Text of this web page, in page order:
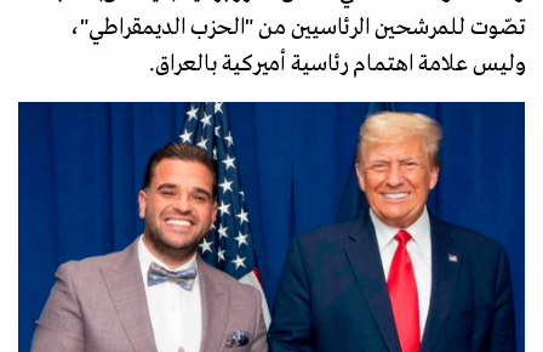
تصّوت للمرشحين الرئاسيين من "الحزب الديمقراطي"،
وليس علامة اهتمام رئاسية أميركية بالعراق.